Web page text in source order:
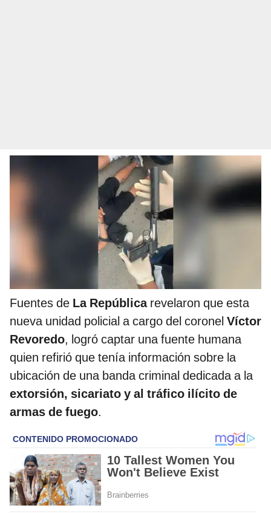
Fuentes de La Repúblicarevelaron que esta
nueva unidad policial a cargo del coronel Víctor
Revoredo, logró captar una fuente humana
quien refirió que tenía información sobre la
ubicación de una banda criminal dedicada a la
extorsión, sicariato y al tráfico ilícito de
armas de fuego.